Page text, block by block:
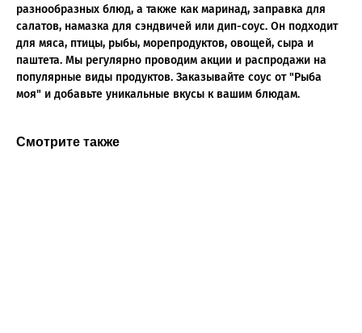
разнообразных блюд, а также как маринад, заправка для
салатов, намазка для сэндвичей или дип-соус. Он подходит
для мяса, птицы, рыбы, морепродуктов, овощей, сыра и
паштета. Мы регулярно проводим акции и распродажи на
популярные виды продуктов. Заказывайте соус от "Рыба
моя" и добавьте уникальные вкусы к вашим блюдам.
Смотрите также